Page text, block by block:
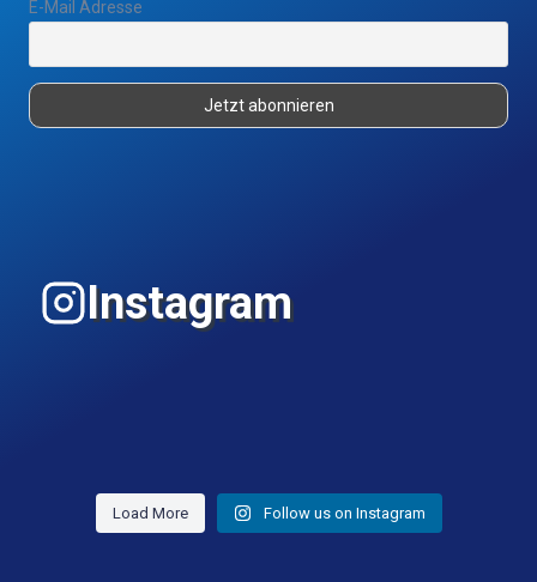
E-Mail Adresse
Instagram
Load More Follow us on Instagram